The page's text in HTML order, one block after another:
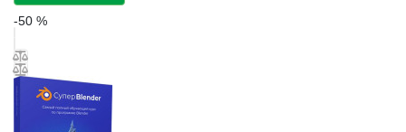
-50 %